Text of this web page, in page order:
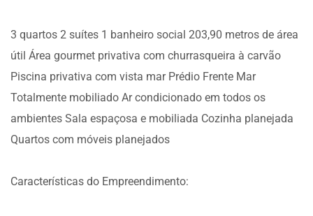
3 quartos 2 suítes 1 banheiro social 203,90 metros de área
útil Área gourmet privativa com churrasqueira à carvão
Piscina privativa com vista mar Prédio Frente Mar
Totalmente mobiliado Ar condicionado em todos os
ambientes Sala espaçosa e mobiliada Cozinha planejada
Quartos com móveis planejados
Características do Empreendimento: